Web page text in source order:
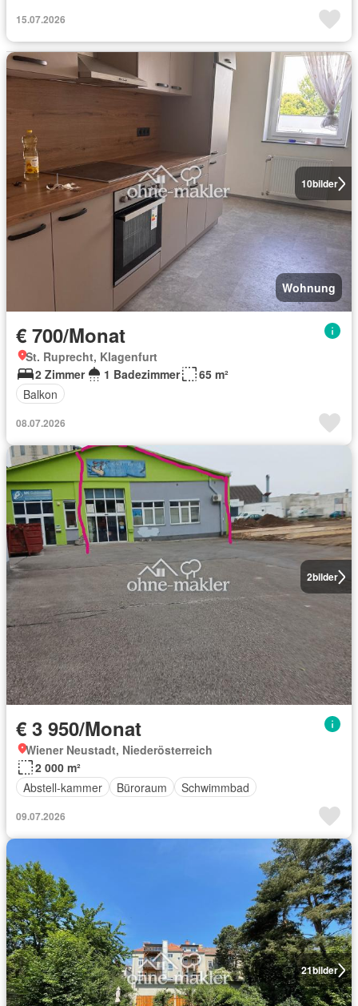
15.07.2026
10bilder
Wohnung
€ 700/Monat
St. Ruprecht, Klagenfurt
2 Zimmer
1 Badezimmer
65 m²
Balkon
08.07.2026
2bilder
€ 3 950/Monat
Wiener Neustadt, Niederösterreich
2 000 m²
Abstell-kammer
Büroraum Schwimmbad
09.07.2026
21bilder